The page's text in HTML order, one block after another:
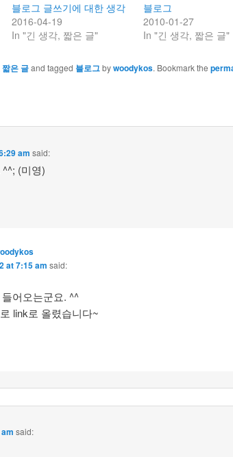
블로그 글쓰기에 대한 생각
2016-04-19
In "긴 생각, 짧은 글"
블로그
2010-01-27
In "긴 생각, 짧은 글"
짧은 글and tagged 블로그bywoodykos. Bookmark the
am said:
(미영)
at 7:15 am said:
어오는군요. ^^
link로 올렸습니다~
said: